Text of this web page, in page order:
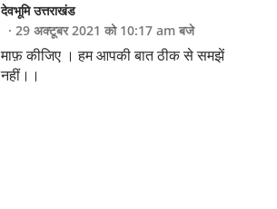
देवभूमि उत्तराखंड
29 अक्टूबर 2021 को 10:17 am बजे
माफ़ कीजिए । हम आपकी बात ठीक से समझें
नहीं।।